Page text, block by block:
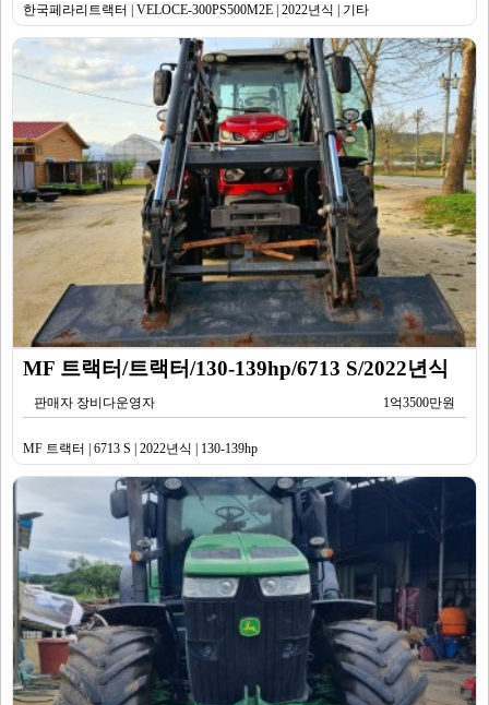
한국페라리트랙터 | VELOCE-300PS500M2E | 2022년식 | 기타
MF 트랙터/트랙터/130-139hp/6713 S/2022년식
판매자 장비다운영자 1억3500만원
MF 트랙터 | 6713 S | 2022년식 | 130-139hp